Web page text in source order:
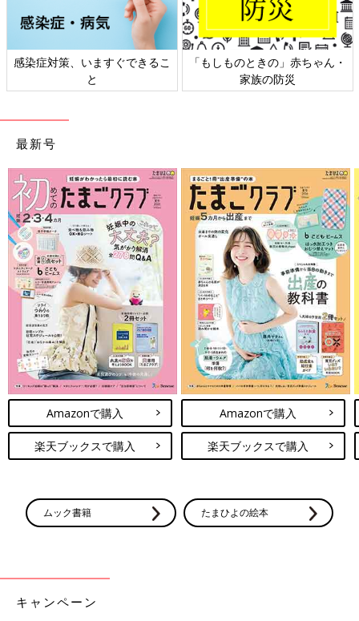
感染症対策、いますぐできるこ
と
「もしものときの」赤ちゃん・
家族の防災
最新号
Amazonで購入
楽天ブックスで購入
Amazonで購入
楽天ブックスで購入
ムック書籍 たまひよの絵本
キャンペーン